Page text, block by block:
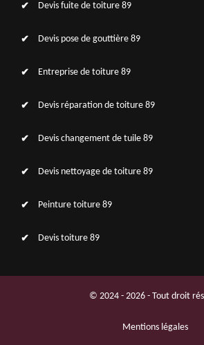
Devis fuite de toiture 89
Devis pose de gouttière 89
Entreprise de toiture 89
Devis réparation de toiture 89
Devis changement de tuile 89
Devis nettoyage de toiture 89
Peinture toiture 89
Devis toiture 89
© 2024 - 2026 - Tout droit
Mentions légales